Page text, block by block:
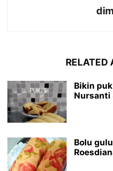
RELATED
Bikin
Nursanti
Bolu